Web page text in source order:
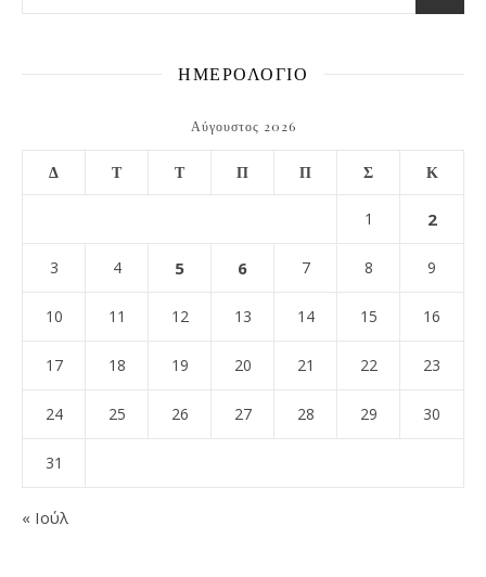
ΗΜΕΡΟΛΟΓΙΟ
Αύγουστος 2026
Δ Τ Τ Π Π Σ Κ
1 2
3 4 5 6 7 8 9
10 11 12 13 14 15 16
17 18 19 20 21 22 23
24 25 26 27 28 29 30
31
« Ιούλ